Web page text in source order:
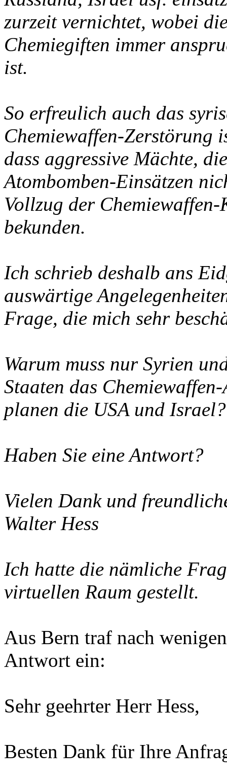
zurzeit vernichtet, wobei
Chemiegiften immer
ist.
So erfreulich auch das
Chemiewaffen-Zerstörung
dass aggressive Mächte,
Atombomben-Einsätzen
Vollzug der
bekunden.
Ich schrieb deshalb ans
auswärtige
Frage, die mich sehr
Warum muss nur Syrien
Staaten das
planen die USA und Israel?
Haben Sie eine Antwort?
Vielen Dank und
Walter Hess
Ich hatte die nämliche
virtuellen Raum gestellt.
Aus Bern traf nach
Antwort ein:
Sehr geehrter Herr Hess,
Besten Dank für Ihre